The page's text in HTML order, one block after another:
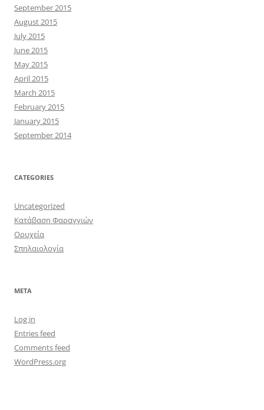
September 2015
August 2015
July 2015
June 2015
May 2015
April 2015
March 2015
February 2015
January 2015
September 2014
CATEGORIES
Uncategorized
Κατάβαση Φαραγγιών
Ορυχεία
Σπηλαιολογία
META
Log in
Entries feed
Comments feed
WordPress.org